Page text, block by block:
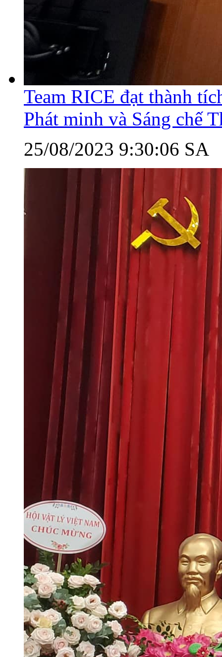
Team RICE đạt thành
Phát minh và Sáng chế
25/08/2023 9:30:06 SA